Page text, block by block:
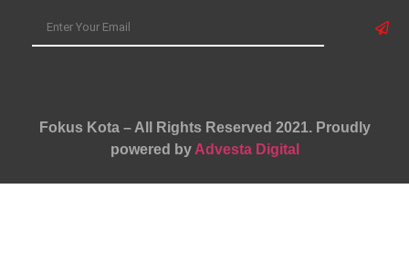
Fokus Kota – All Rights Reserved 2021. Proudly
powered by Advesta Digital